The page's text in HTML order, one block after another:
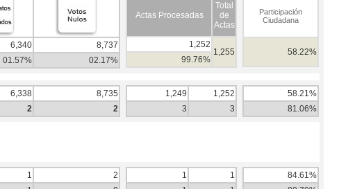
6,340
8,737
01.57% 02.17%
Actas Procesadas
Total
de
Actas
1,252
1,255
99.76%
Participación
Ciudadana
58.22%
6,338
8,735
2 2
1,249
1,252
3
3
58.21%
81.06%
1
2
1
1
84.61%